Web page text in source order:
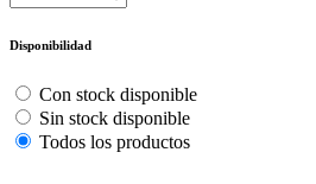
Disponibilidad
Con stock disponible
Sin stock disponible
Todos los productos